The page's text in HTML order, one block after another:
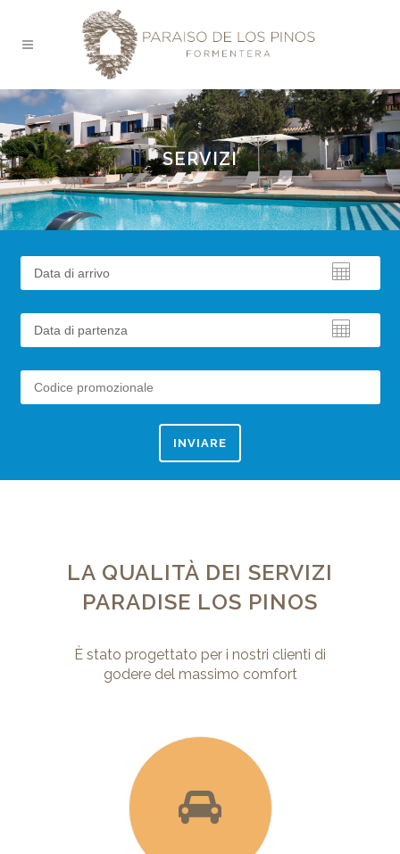
SERVIZI
INVIARE
LA QUALITÀ DEI SERVIZI
PARADISE LOS PINOS
È stato progettato per i nostri clienti di
godere del massimo comfort